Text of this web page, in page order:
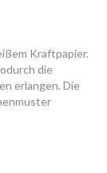
Kraftpapier.
die
erlangen. Die